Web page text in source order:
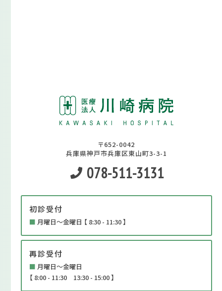
〒652-0042
兵庫県神戸市兵庫区東山町3-3-1
078-511-3131
初診受付
■ 月曜日～金曜日 【 8:30 - 11:30 】
再診受付
■ 月曜日～金曜日
【 8:00 - 11:30 13:30 - 15:00 】